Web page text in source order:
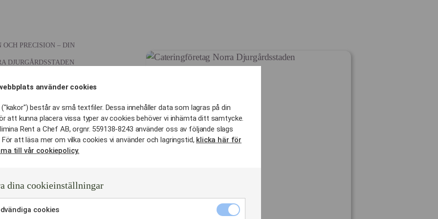
OCH PRECISION – DIN
DJURGÅRDSSTADEN
ditt
Norra
som fungerar som en
så arbetar vi med ett
för dig i Norra
använder cookies
består av små textfiler. Dessa innehåller data som lagras på din
att kunna placera vissa typer av cookies behöver vi inhämta ditt samtycke.
Rent a Chef AB, orgnr. 559138-8243 använder oss av följande slags
att läsa mer om vilka cookies vi använder och lagringstid, klicka här för
till vår cookiepolicy.
dina cookieinställningar
cookies
Nödvändiga